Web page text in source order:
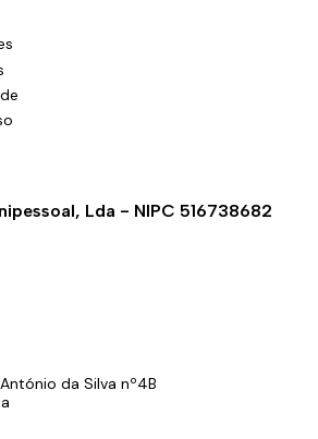
Lda - NIPC 516738682
da Silva nº4B